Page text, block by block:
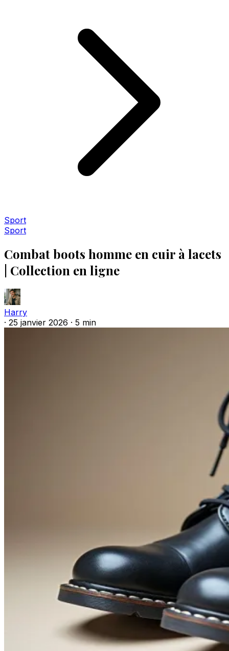
Sport
Sport
Combat boots homme en cuir à lacets
| Collection en ligne
Harry
· 25 janvier 2026 · 5 min